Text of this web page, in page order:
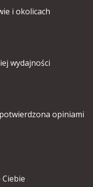
i okolicach
wydajności
opiniami